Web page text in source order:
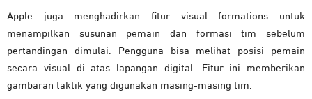
Apple juga menghadirkan fitur visual formations untuk
menampilkan susunan pemain dan formasi tim sebelum
pertandingan dimulai. Pengguna bisa melihat posisi pemain
secara visual di atas lapangan digital. Fitur ini memberikan
gambaran taktik yang digunakan masing-masing tim.